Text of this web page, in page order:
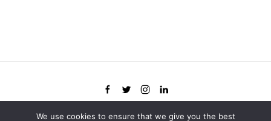
We use cookies to ensure that we give you the best